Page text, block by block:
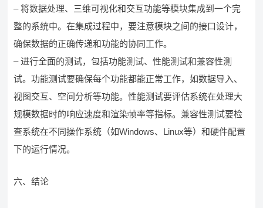
– 将数据处理、三维可视化和交互功能等模块集成到一个完
整的系统中。在集成过程中，要注意模块之间的接口设计，
确保数据的正确传递和功能的协同工作。
– 进行全面的测试，包括功能测试、性能测试和兼容性测
试。功能测试要确保每个功能都能正常工作，如数据导入、
视图交互、空间分析等功能。性能测试要评估系统在处理大
规模数据时的响应速度和渲染帧率等指标。兼容性测试要检
查系统在不同操作系统（如Windows、Linux等）和硬件配置
下的运行情况。
六、结论